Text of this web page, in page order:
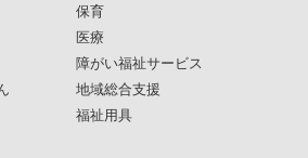
保育
医療
障がい福祉サービス
地域総合支援
福祉用具